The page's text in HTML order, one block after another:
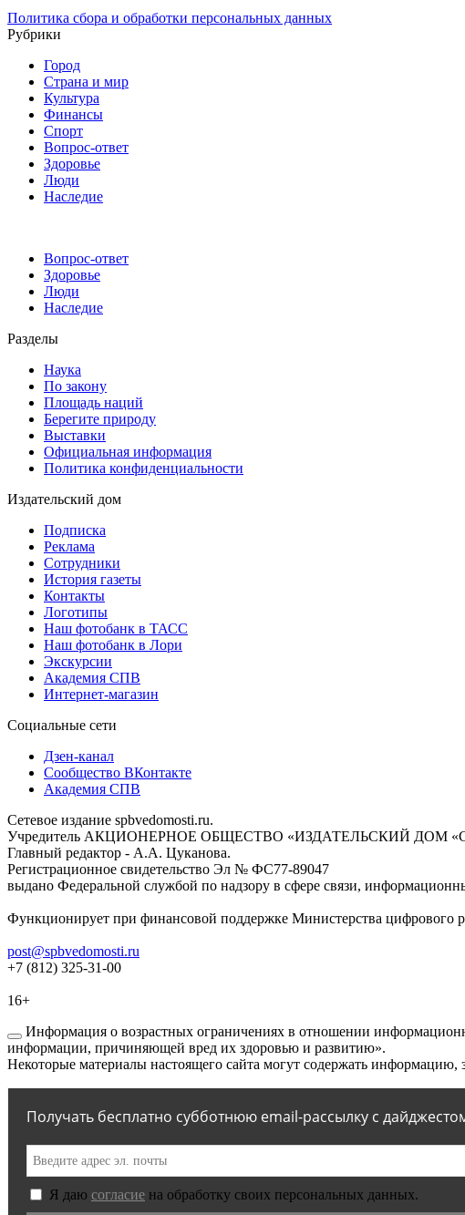
Политика сбора и обработки персональных данных
Рубрики
Город
Страна и мир
Культура
Финансы
Спорт
Вопрос-ответ
Здоровье
Люди
Наследие
Вопрос-ответ
Здоровье
Люди
Наследие
Разделы
Наука
По закону
Площадь наций
Берегите природу
Выставки
Официальная информация
Политика конфиденциальности
Издательский дом
Подписка
Реклама
Сотрудники
История газеты
Контакты
Логотипы
Наш фотобанк в ТАСС
Наш фотобанк в Лори
Экскурсии
Академия СПВ
Интернет-магазин
Социальные сети
Дзен-канал
Сообщество ВКонтакте
Академия СПВ
Сетевое издание spbvedomosti.ru.
Учредитель АКЦИОНЕРНОЕ ОБЩЕСТВО «ИЗДАТЕЛЬСКИЙ ДОМ
Главный редактор - А.А. Цуканова.
Регистрационное свидетельство Эл № ФС77-89047
выдано Федеральной службой по надзору в сфере связи,
Функционирует при финансовой поддержке Министерства цифрового
post@spbvedomosti.ru
+7 (812) 325-31-00
16+
Информация о возрастных ограничениях в отношении
информации, причиняющей вред их здоровью и развитию».
Некоторые материалы настоящего сайта могут содержать информацию,
Получать бесплатно субботнюю email-рассылку с
Я даю согласие на обработку своих персональных данных.